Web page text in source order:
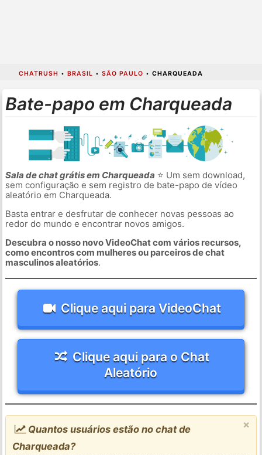
CHATRUSH • BRASIL • SÃO PAULO • CHARQUEADA
Bate-papo em Charqueada
Sala de chat grátis em Charqueada ⭐ Um sem download,
sem configuração e sem registro de bate-papo de vídeo
aleatório em Charqueada.
Basta entrar e desfrutar de conhecer novas pessoas ao
redor do mundo e encontrar novos amigos.
Descubra o nosso novo VideoChat com vários recursos,
como encontros com mulheres ou parceiros de chat
masculinos aleatórios.
Clique aqui para VideoChat
Clique aqui para o Chat
Aleatório
×
Quantos usuários estão no chat de
Charqueada?